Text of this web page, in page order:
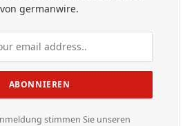
von germanwire.
stimmen Sie unseren